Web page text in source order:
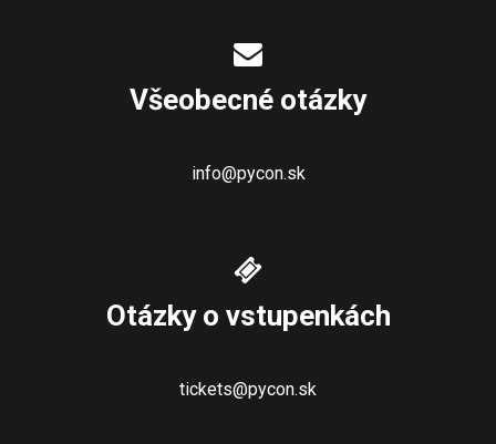
Všeobecné otázky
info@pycon.sk
Otázky o vstupenkách
tickets@pycon.sk